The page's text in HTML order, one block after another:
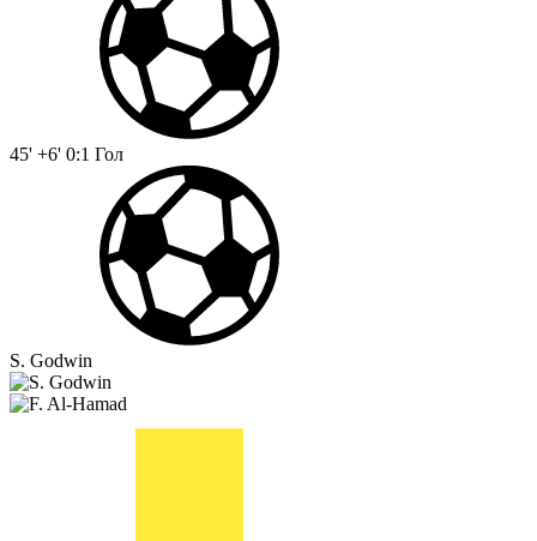
45' +6' 0:1 Гол
S. Godwin